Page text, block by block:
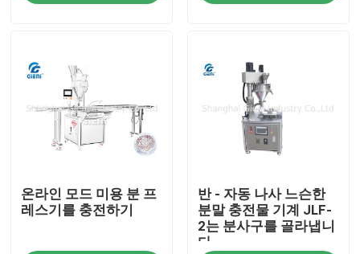
저희와 연락
뉴스
사건
온라인 모드 미용 분 프
레스기를 충전하기
반 - 자동 나사 느슨한
분말 충전물 기계 JLF-
2는 분사구를 골라냅니
다